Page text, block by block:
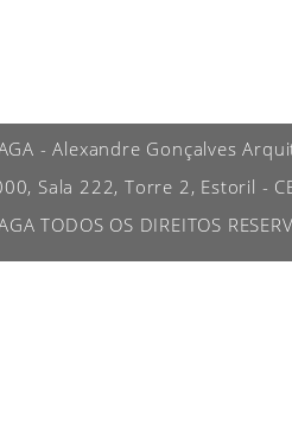
- Alexandre Gonçalves
Sala 222, Torre 2, Estoril -
TODOS OS DIREITOS